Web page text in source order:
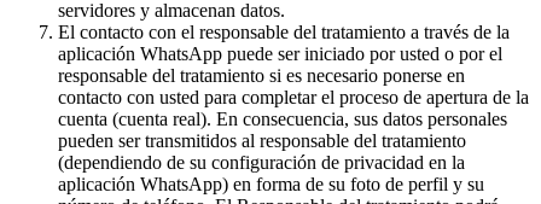
servidores y almacenan datos.
El contacto con el responsable del tratamiento a través de la
aplicación WhatsApp puede ser iniciado por usted o por el
responsable del tratamiento si es necesario ponerse en
contacto con usted para completar el proceso de apertura de la
cuenta (cuenta real). En consecuencia, sus datos personales
pueden ser transmitidos al responsable del tratamiento
(dependiendo de su configuración de privacidad en la
aplicación WhatsApp) en forma de su foto de perfil y su